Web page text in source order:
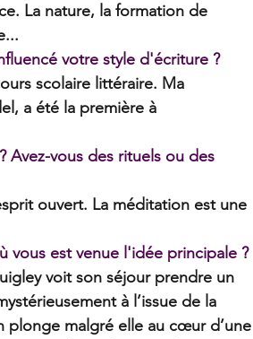
La nature, la formation de
votre style d'écriture ?
scolaire littéraire. Ma
a été la première à
Avez-vous des rituels ou des
ouvert. La méditation est une
vous est venue l'idée principale ?
voit son séjour prendre un
à l’issue de la
plonge malgré elle au cœur d’une